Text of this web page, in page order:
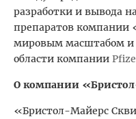
разработки и вывода
препаратов компании
мировым масштабом и
области компании
О компании
«Бристол-Майерс